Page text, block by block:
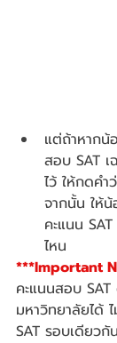
แต่ถ้าหากน้
สอบ SAT เ
ไว้ ให้กดค
จากนั้น ให้
คะแนน
ไหน
***Important
คะแนนสอบ
มหาวิทยาลัยได้
SAT รอบเดียว